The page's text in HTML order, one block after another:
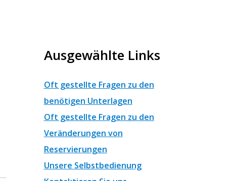
Ausgewählte Links
Oft gestellte Fragen zu den
benötigen Unterlagen
Oft gestellte Fragen zu den
Veränderungen von
Reservierungen
Unsere Selbstbedienung